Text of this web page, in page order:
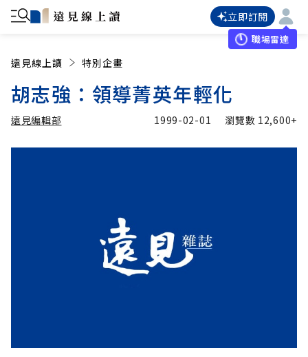
立即訂閱
職場雷達
遠見線上讀 特別企畫
胡志強：領導菁英年輕化
遠見編輯部 1999-02-01 瀏覽數 12,600+